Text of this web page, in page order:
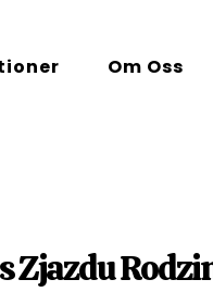
Om Oss
Zjazdu